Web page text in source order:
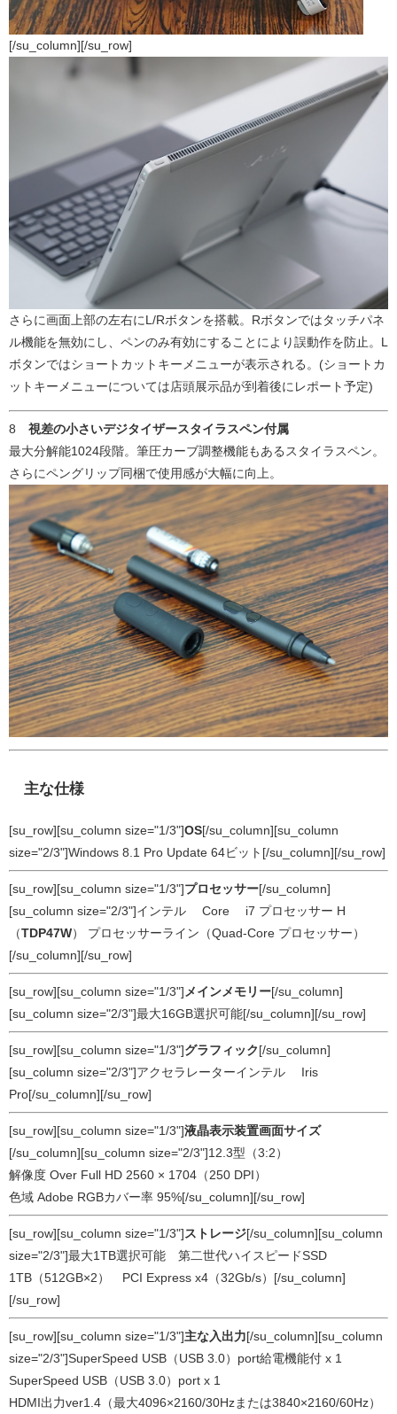
[/su_column][/su_row]
さらに画面上部の左右にL/Rボタンを搭載。Rボタンではタッチパネ
ル機能を無効にし、ペンのみ有効にすることにより誤動作を防止。L
ボタンではショートカットキーメニューが表示される。(ショートカ
ットキーメニューについては店頭展示品が到着後にレポート予定)
8
視差の小さいデジタイザースタイラスペン付属
最大分解能1024段階。筆圧カーブ調整機能もあるスタイラスペン。
さらにペングリップ同梱で使用感が大幅に向上。
主な仕様
[su_row][su_column size="1/3"]OS[/su_column][su_column
size="2/3"]Windows 8.1 Pro Update 64ビット[/su_column][/su_row]
[su_row][su_column size="1/3"] プロセッサー[/su_column]
[su_column size="2/3"]インテル® Core™ i7 プロセッサー H
（TDP47W） プロセッサーライン（Quad-Core プロセッサー）
[/su_column][/su_row]
[su_row][su_column size="1/3"] メインメモリー[/su_column]
[su_column size="2/3"]最大16GB選択可能[/su_column][/su_row]
[su_row][su_column size="1/3"] グラフィック [/su_column]
[su_column size="2/3"]アクセラレーターインテル® Iris™
Pro[/su_column][/su_row]
[su_row][su_column size="1/3"]液晶表示装置画面サイズ
[/su_column][su_column size="2/3"]12.3型（3:2）
解像度 Over Full HD 2560 × 1704（250 DPI）
色域 Adobe RGBカバー率 95%[/su_column][/su_row]
[su_row][su_column size="1/3"] ストレージ[/su_column][su_column
size="2/3"]最大1TB選択可能 第二世代ハイスピードSSD
1TB（512GB×2） PCI Express x4（32Gb/s）[/su_column]
[/su_row]
[su_row][su_column size="1/3"] 主な入出力 [/su_column][su_column
size="2/3"]SuperSpeed USB（USB 3.0）port給電機能付 x 1
SuperSpeed USB（USB 3.0）port x 1
HDMI出力ver1.4（最大4096×2160/30Hzまたは3840×2160/60Hz）